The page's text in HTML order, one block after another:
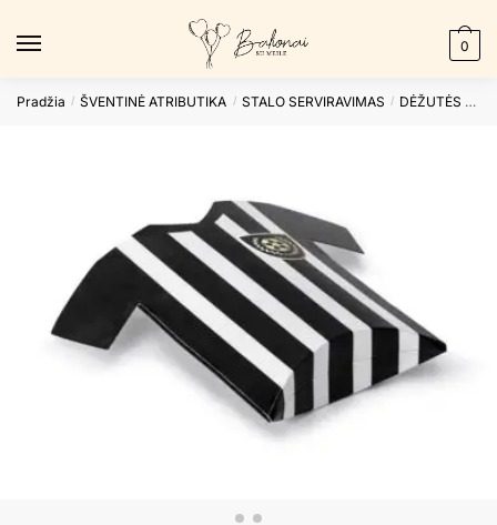
0
Pradžia / ŠVENTINĖ ATRIBUTIKA / STALO SERVIRAVIMAS / DĖŽUTĖS SPRAGĖSIAMS